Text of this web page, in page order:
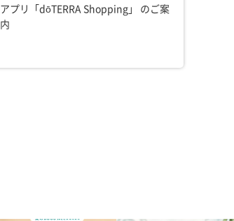
アプリ「dōTERRA Shopping」 のご案
内